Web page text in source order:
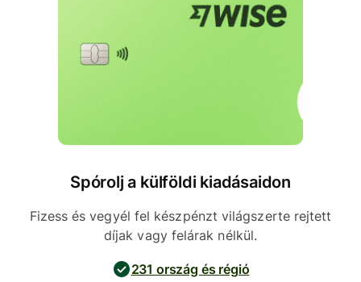
Spórolj a külföldi kiadásaidon
Fizess és vegyél fel készpénzt világszerte rejtett
díjak vagy felárak nélkül.
231 ország és régió